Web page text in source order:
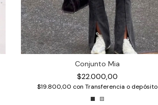
Conjunto Mia
$22.000,00
$19.800,00 con Transferencia o depósito